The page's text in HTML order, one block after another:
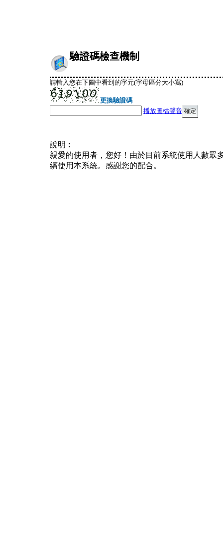
驗證碼檢查機制
請輸入您在下圖中看到的字元(字母區分大小寫)
更換驗證碼
播放圖檔聲音
說明︰
親愛的使用者，您好！由於目前系統使用人數眾
續使用本系統。感謝您的配合。